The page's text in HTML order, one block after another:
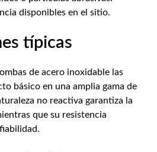
disponibles en el sitio.
típicas
de acero inoxidable las
básico en una amplia gama de
no reactiva garantiza la
que su resistencia